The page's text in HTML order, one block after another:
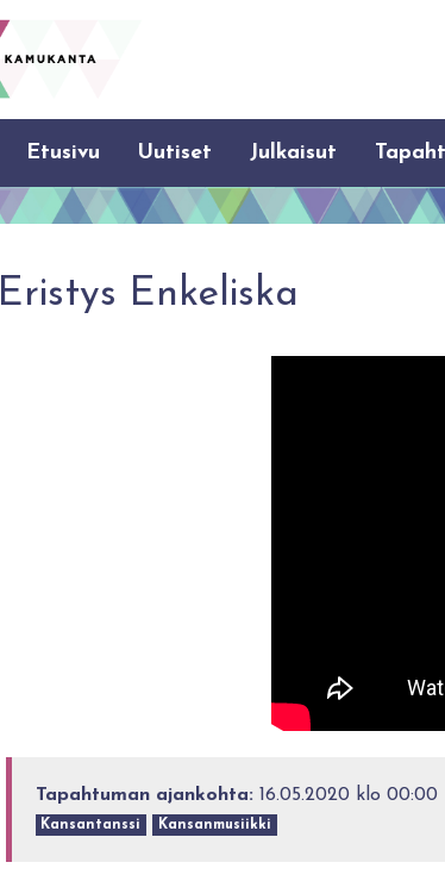
Etusivu Uutiset Julkaisut
Eristys Enkeliska
Tapahtuman ajankohta: 16.05.2020 klo 00:00
Kansantanssi Kansanmusiikki